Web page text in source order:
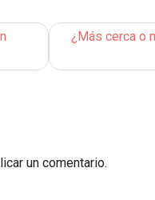
¿Más cerca o
un comentario.